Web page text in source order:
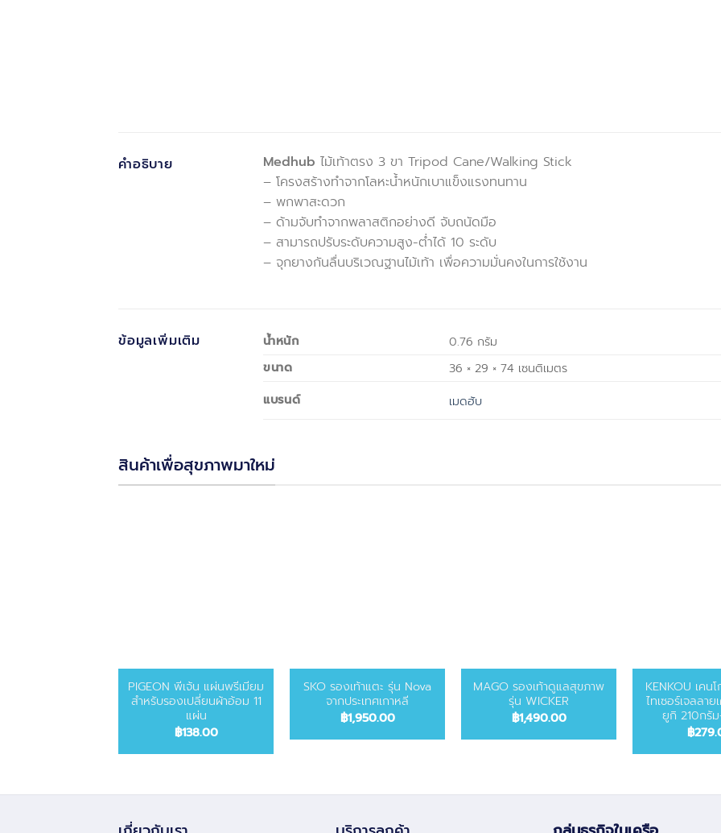
คำอธิบาย Medhub ไม้เท้าตรง 3 ขา Tripod Cane/Walking Stick
– โครงสร้างทำจากโลหะน้ำหนักเบาแข็งแรงทนทาน
– พกพาสะดวก
– ด้ามจับทำจากพลาสติกอย่างดี จับถนัดมือ
– สามารถปรับระดับความสูง-ต่ำได้ 10 ระดับ
– จุกยางกันลื่นบริเวณฐานไม้เท้า เพื่อความมั่นคงในการใช้งาน
ข้อมูลเพิ่มเติม น้ำหนัก
0.76 กรัม
ขนาด
36 × 29 × 74 เซนติเมตร
แบรนด์
เมดฮับ
สินค้าเพื่อสุขภาพมาใหม่
PIGEON พีเจ้น แผ่นพรีเมียม
สำหรับรองเปลี่ยนผ้าอ้อม 11
แผ่น
฿138.00
SKO รองเท้าแตะ รุ่น Nova
จากประเทศเกาหลี
฿1,950.00
MAGO รองเท้าดูแลสุขภาพ
รุ่น WICKER
฿1,490.00
KENKOU เคน
ไทเซอร์เจลลา
ยูกิ 210กรั
฿